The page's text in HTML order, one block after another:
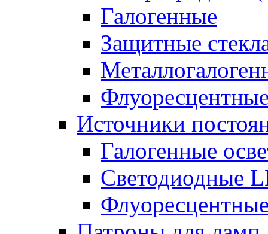
Галогенные
Защитные
Источники
Галогенные
Светодиодные